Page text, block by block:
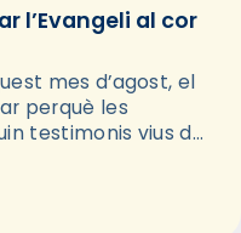
l’Evangeli al cor
mes d’agost, el
perquè les
testimonis vius de